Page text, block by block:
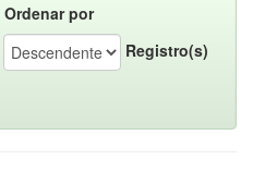
Ordenar por
Registro(s)